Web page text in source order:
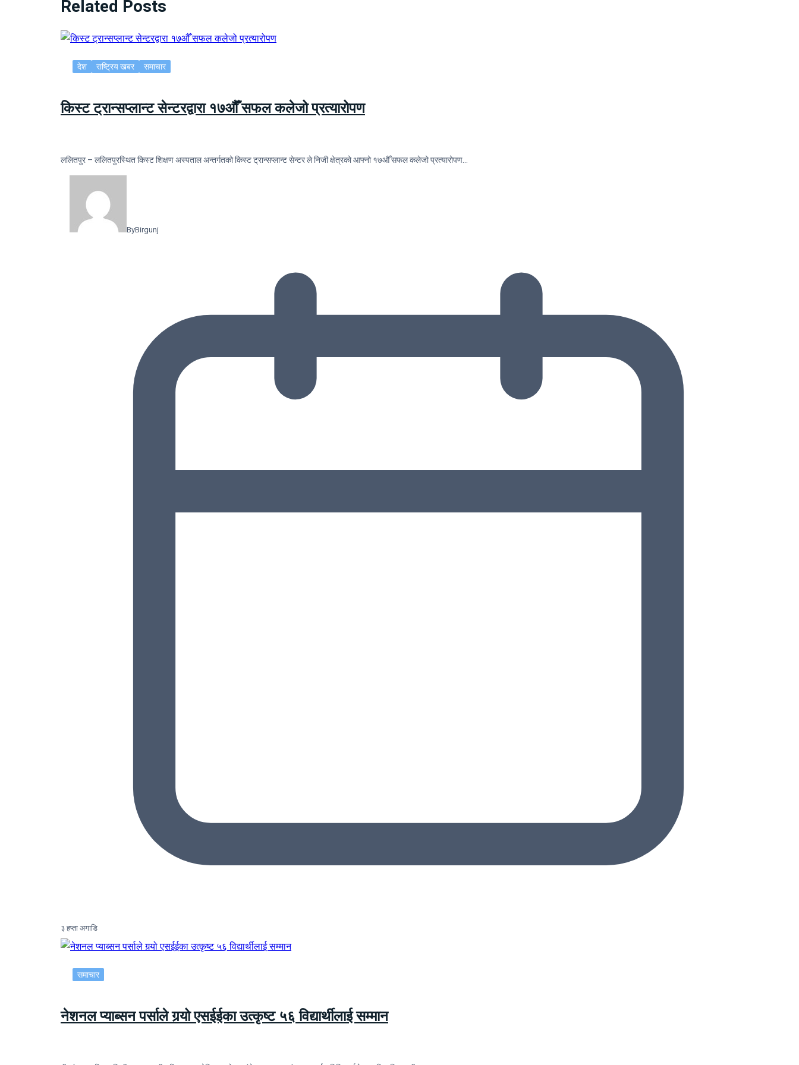
Related Posts
देश राष्ट्रिय खबर समाचार
किस्ट ट्रान्सप्लान्ट सेन्टरद्वारा १७औँ सफल कलेजो प्रत्यारोपण
ललितपुर – ललितपुरस्थित किस्ट शिक्षण अस्पताल अन्तर्गतको किस्ट ट्रान्सप्लान्ट सेन्टर ले निजी क्षेत्रको आफ्नो १७औँ सफल कलेजो प्रत्यारोपण…
ByBirgunj
३ हप्ता अगाडि
समाचार
नेशनल प्याब्सन पर्साले गर्‍यो एसईईका उत्कृष्ट ५६ विद्यार्थीलाई सम्मान